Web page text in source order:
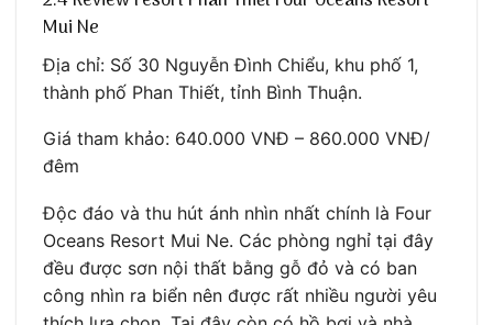
Mui Ne
Địa chỉ: Số 30 Nguyễn Đình Chiểu, khu phố 1,
thành phố Phan Thiết, tỉnh Bình Thuận.
Giá tham khảo: 640.000 VNĐ – 860.000 VNĐ/
đêm
Độc đáo và thu hút ánh nhìn nhất chính là Four
Oceans Resort Mui Ne. Các phòng nghỉ tại đây
đều được sơn nội thất bằng gỗ đỏ và có ban
công nhìn ra biển nên được rất nhiều người yêu